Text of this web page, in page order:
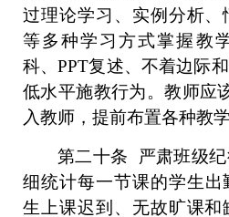
过理论学习、实例分析
等多种学习方式掌握教
科、PPT复述、不着边际
低水平施教行为。教师应
入教师， 提前布置各种教
第二十条 严肃班级
细统计每一节课的学生出
生上课迟到、 无故旷课和